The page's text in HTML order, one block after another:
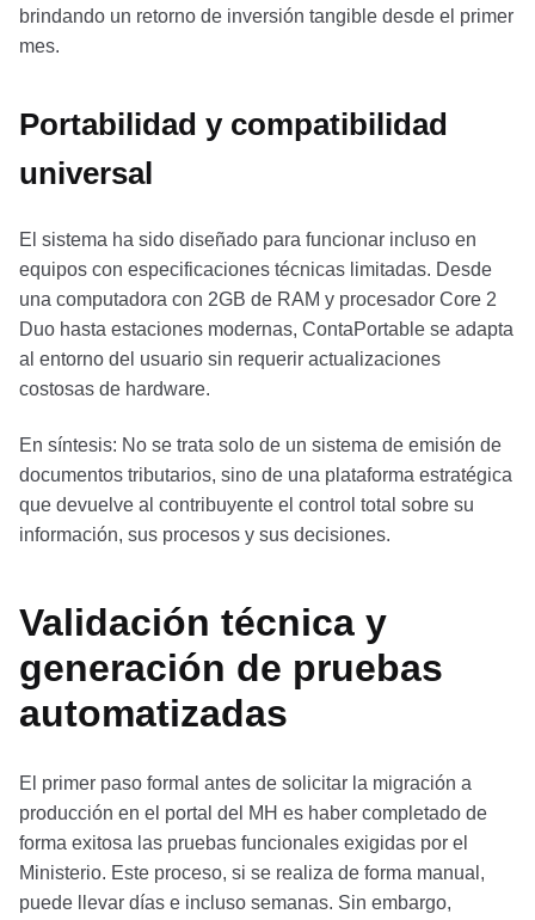
brindando un retorno de inversión tangible desde el primer
mes.
Portabilidad y compatibilidad
universal
El sistema ha sido diseñado para funcionar incluso en
equipos con especificaciones técnicas limitadas. Desde
una computadora con 2GB de RAM y procesador Core 2
Duo hasta estaciones modernas, ContaPortable se adapta
al entorno del usuario sin requerir actualizaciones
costosas de hardware.
En síntesis: No se trata solo de un sistema de emisión de
documentos tributarios, sino de una plataforma estratégica
que devuelve al contribuyente el control total sobre su
información, sus procesos y sus decisiones.
Validación técnica y
generación de pruebas
automatizadas
El primer paso formal antes de solicitar la migración a
producción en el portal del MH es haber completado de
forma exitosa las pruebas funcionales exigidas por el
Ministerio. Este proceso, si se realiza de forma manual,
puede llevar días e incluso semanas. Sin embargo,